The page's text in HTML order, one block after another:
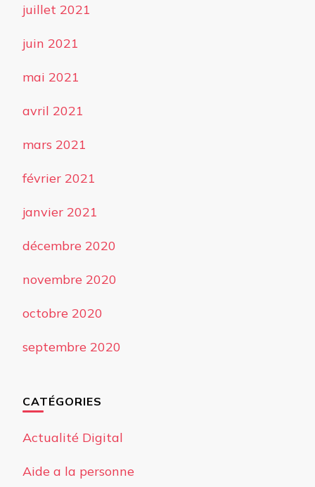
juillet 2021
juin 2021
mai 2021
avril 2021
mars 2021
février 2021
janvier 2021
décembre 2020
novembre 2020
octobre 2020
septembre 2020
CATÉGORIES
Actualité Digital
Aide a la personne